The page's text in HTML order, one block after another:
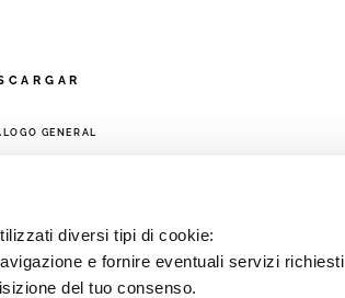
diversi tipi di cookie:
e fornire eventuali servizi richiesti
del tuo consenso.
GENERAL